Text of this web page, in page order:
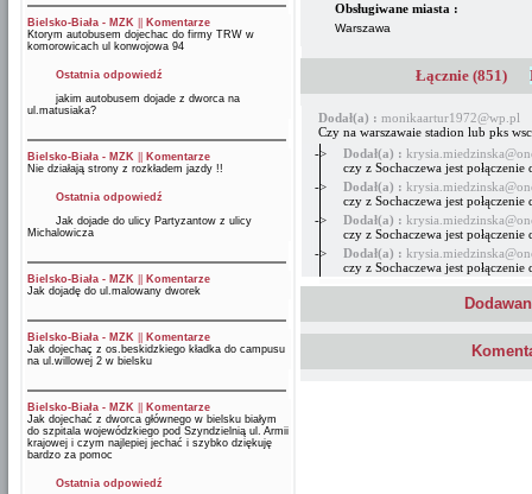
Bielsko-Biała - MZK
Komentarze
Ktorym autobusem dojechac do firmy TRW w
komorowicach ul konwojowa 94
Ostatnia odpowiedź
jakim autobusem dojade z dworca na
ul.matusiaka?
Bielsko-Biała - MZK
Komentarze
Nie działają strony z rozkładem jazdy !!
Ostatnia odpowiedź
Jak dojade do ulicy Partyzantow z ulicy
Michalowicza
Bielsko-Biała - MZK
Komentarze
Jak dojadę do ul.malowany dworek
Bielsko-Biała - MZK
Komentarze
Jak dojechaç z os.beskidzkiego kładka do campusu
na ul.willowej 2 w bielsku
Bielsko-Biała - MZK
Komentarze
Jak dojechać z dworca głównego w bielsku białym
do szpitala wojewódzkiego pod Szyndzielnią ul. Armii
krajowej i czym najlepiej jechać i szybko dziękuję
bardzo za pomoc
Ostatnia odpowiedź
Obsługiwane miasta :
Warszawa
Łącznie (851)
Dodał(a) : monikaartur1972@wp.pl
Czy na warszawaie stadion lub pks
->
Dodał(a) :
czy z Sochaczewa jest
->
Dodał(a) :
czy z Sochaczewa jest
->
Dodał(a) :
czy z Sochaczewa jest
->
Dodał(a) :
czy z Sochaczewa jest